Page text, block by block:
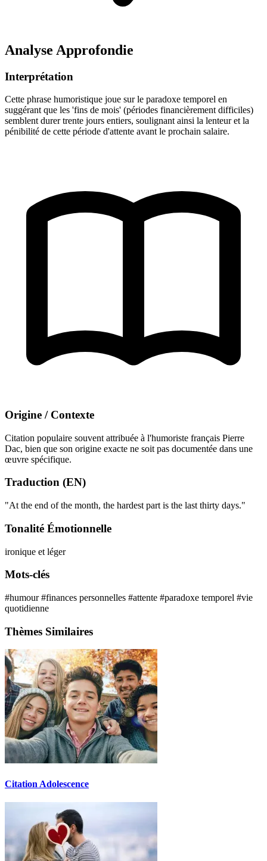
Analyse Approfondie
Interprétation
Cette phrase humoristique joue sur le paradoxe temporel en
suggérant que les 'fins de mois' (périodes financièrement difficiles)
semblent durer trente jours entiers, soulignant ainsi la lenteur et la
pénibilité de cette période d'attente avant le prochain salaire.
Origine / Contexte
Citation populaire souvent attribuée à l'humoriste français Pierre
Dac, bien que son origine exacte ne soit pas documentée dans une
œuvre spécifique.
Traduction (EN)
"At the end of the month, the hardest part is the last thirty days."
Tonalité Émotionnelle
ironique et léger
Mots-clés
#humour#finances personnelles #attente #paradoxe temporel #vie
quotidienne
Thèmes Similaires
Citation Adolescence